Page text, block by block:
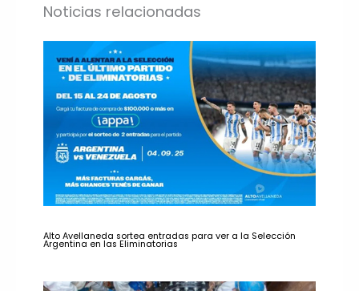
Noticias relacionadas
Alto Avellaneda sortea entradas para ver a la Selección
Argentina en las Eliminatorias